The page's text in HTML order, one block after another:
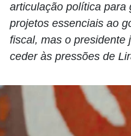
articulação política para
projetos essenciais ao
fiscal, mas o presidente
ceder às pressões de